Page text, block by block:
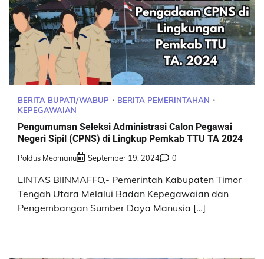
BERITA BUPATI/WABUP
BERITA PEMERINTAHAN
KEPEGAWAIAN
Pengumuman Seleksi Administrasi Calon Pegawai
Negeri Sipil (CPNS) di Lingkup Pemkab TTU TA 2024
Poldus Meomanu September 19, 2024 0
LINTAS BIINMAFFO,- Pemerintah Kabupaten Timor
Tengah Utara Melalui Badan Kepegawaian dan
Pengembangan Sumber Daya Manusia […]